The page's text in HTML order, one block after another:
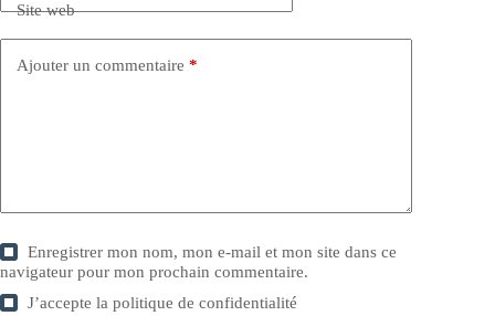
Site web
Ajouter un commentaire *
Enregistrer mon nom, mon e-mail et mon site dans ce
navigateur pour mon prochain commentaire.
J’accepte lapolitique de confidentialité